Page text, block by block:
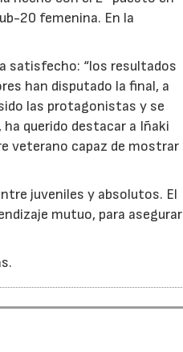
20 femenina. En la
satisfecho: “los resultados
han disputado la final, a
las protagonistas y se
querido destacar a Iñaki
veterano capaz de mostrar
juveniles y absolutos. El
mutuo, para asegurar